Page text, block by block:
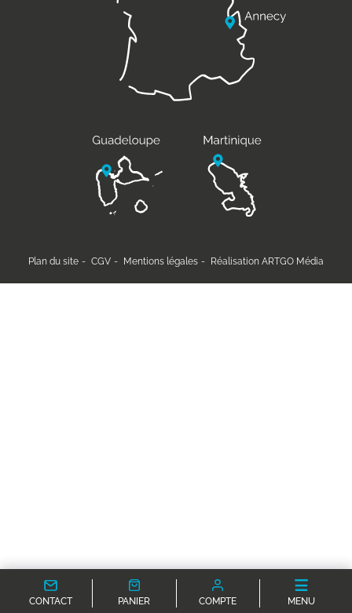
Plan du site CGV Mentions légales Réalisation ARTGO Média
CONTACT PANIER COMPTE MENU